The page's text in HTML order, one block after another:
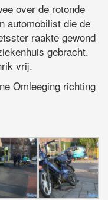
over de rotonde
automobilist die de
raakte gewond
gebracht.
vrij.
Omleeging richting